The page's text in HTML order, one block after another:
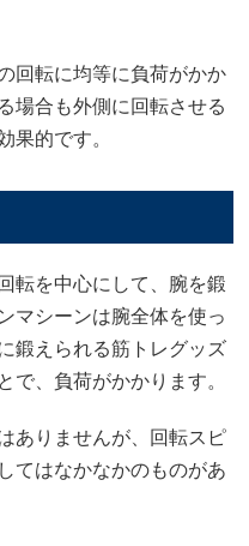
回転に均等に負荷がかか
場合も外側に回転させる
果的です。
転を中心にして、腕を鍛
マシーンは腕全体を使っ
鍛えられる筋トレグッズ
で、負荷がかかります。
ありませんが、回転スピ
てはなかなかのものがあ